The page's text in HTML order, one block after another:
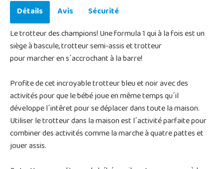
Détails Avis
Sécurité
Le trotteur des champions! Une formula 1 qui à la fois est un
siège à bascule, trotteur semi-assis et trotteur
pour marcher en s´accrochant à la barre!
Profite de cet incroyable trotteur bleu et noir avec des
activités pour que le bébé joue en même temps qu´il
développe l´intêret pour se déplacer dans toute la maison.
Utiliser le trotteur dans la maison est l´activité parfaite pour
combiner des activités comme la marche à quatre pattes et
jouer assis.